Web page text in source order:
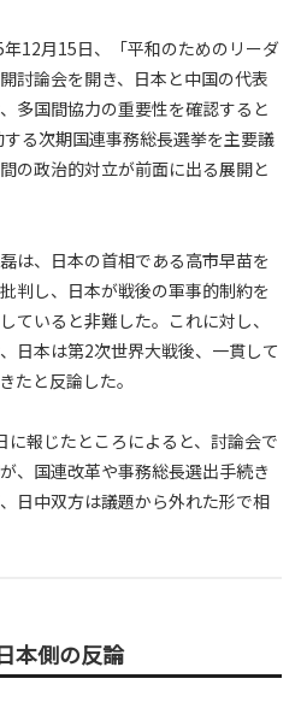
12月15日、「平和のためのリーダ
討論会を開き、日本と中国の代表
多国間協力の重要性を確認すると
る次期国連事務総長選挙を主要議
の政治的対立が前面に出る展開と
は、日本の首相である高市早苗を
判し、日本が戦後の軍事的制約を
ていると非難した。これに対し、
日本は第2次世界大戦後、一貫して
たと反論した。
報じたところによると、討論会で
、国連改革や事務総長選出手続き
日中双方は議題から外れた形で相
本側の反論